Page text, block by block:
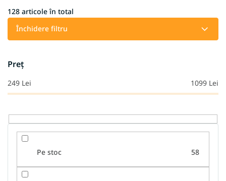
t
p
r
o
u
s
128 articole în total
Închidere filtru
Preţ
249 Lei 1099 Lei
Pe stoc 58